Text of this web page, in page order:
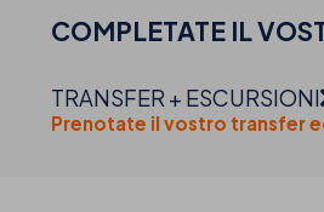
COMPLETATE IL
TRANSFER + ESCURSIONI
Prenotate il vostro transfer